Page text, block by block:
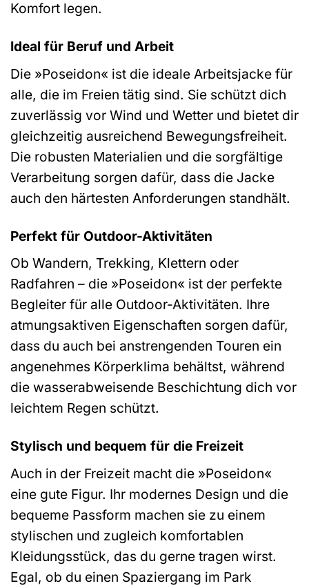
Komfort legen.
Ideal für Beruf und Arbeit
Die »Poseidon« ist die ideale Arbeitsjacke für
alle, die im Freien tätig sind. Sie schützt dich
zuverlässig vor Wind und Wetter und bietet dir
gleichzeitig ausreichend Bewegungsfreiheit.
Die robusten Materialien und die sorgfältige
Verarbeitung sorgen dafür, dass die Jacke
auch den härtesten Anforderungen standhält.
Perfekt für Outdoor-Aktivitäten
Ob Wandern, Trekking, Klettern oder
Radfahren – die »Poseidon« ist der perfekte
Begleiter für alle Outdoor-Aktivitäten. Ihre
atmungsaktiven Eigenschaften sorgen dafür,
dass du auch bei anstrengenden Touren ein
angenehmes Körperklima behältst, während
die wasserabweisende Beschichtung dich vor
leichtem Regen schützt.
Stylisch und bequem für die Freizeit
Auch in der Freizeit macht die »Poseidon«
eine gute Figur. Ihr modernes Design und die
bequeme Passform machen sie zu einem
stylischen und zugleich komfortablen
Kleidungsstück, das du gerne tragen wirst.
Egal, ob du einen Spaziergang im Park